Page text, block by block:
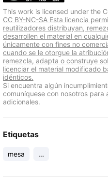
This work is licensed under the
CC BY-NC-SA Esta licencia
reutilizadores distribuyan,
desarrollen el material en
únicamente con fines no
cuando se le otorgue la
remezcla, adapta o construye
licenciar el material modificado
idénticos.
Si encuentra algún
comuníquese con nosotros para
adicionales.
Etiquetas
mesa ...